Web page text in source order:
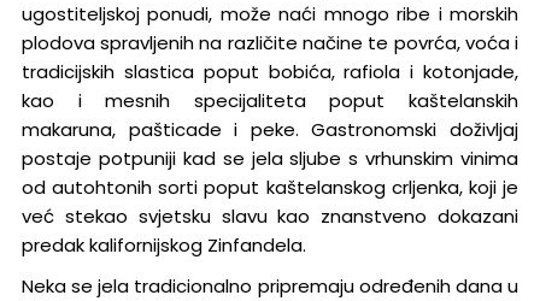
ugostiteljskoj ponudi, može naći mnogo ribe i morskih
plodova spravljenih na različite načine te povrća, voća i
tradicijskih slastica poput bobića, rafiola i kotonjade,
kao i mesnih specijaliteta poput kaštelanskih
makaruna, pašticade i peke. Gastronomski doživljaj
postaje potpuniji kad se jela sljube s vrhunskim vinima
od autohtonih sorti poput kaštelanskog crljenka, koji je
već stekao svjetsku slavu kao znanstveno dokazani
predak kalifornijskog Zinfandela.
Neka se jela tradicionalno pripremaju određenih dana u